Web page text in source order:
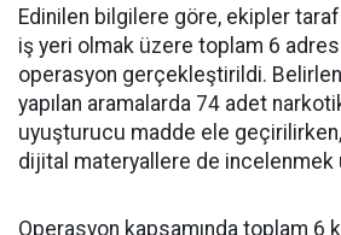
Edinilen bilgilere göre, ekipler
iş yeri olmak üzere toplam 6
operasyon gerçekleştirildi.
yapılan aramalarda 74 adet
uyuşturucu madde ele
dijital materyallere de incelenmek
Operasyon kapsamında toplam 6